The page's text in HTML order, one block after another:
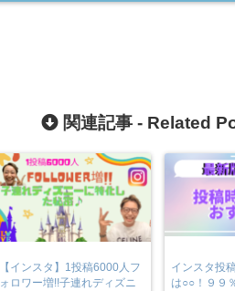
関連記事 - Related
【インスタ】1投稿6000人フ
ォロワー増!!子連れディズニ
インスタ投
は○○！９９